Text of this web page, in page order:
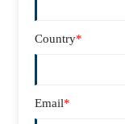
Country*
Email*